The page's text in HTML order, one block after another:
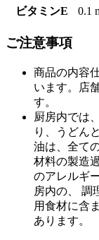
ビタミンE
0.1
ご注意事項
商品の内容
います。店
す。
厨房内では
り、うどん
油は、全て
材料の製造
のアレルギ
房内の、 調
用食材に含
あります。